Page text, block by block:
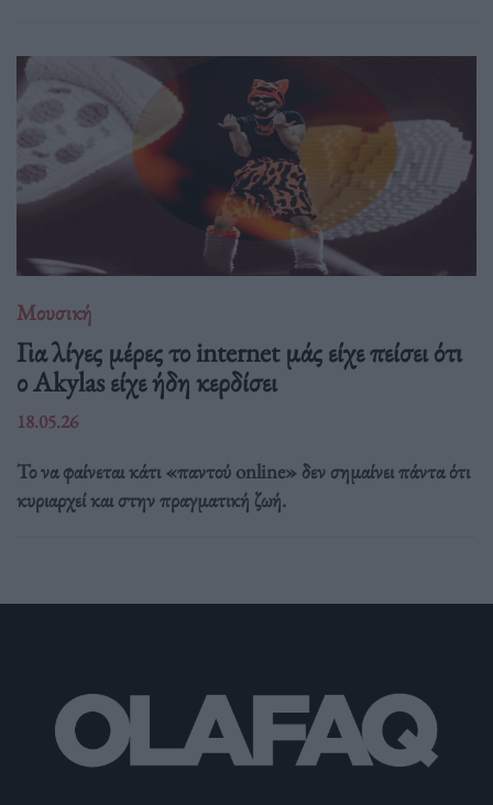
Μουσική
Για λίγες μέρες το internet μάς είχε πείσει ότι
ο Akylas είχε ήδη κερδίσει
18.05.26
Το να φαίνεται κάτι «παντού online» δεν σημαίνει πάντα ότι
κυριαρχεί και στην πραγματική ζωή.